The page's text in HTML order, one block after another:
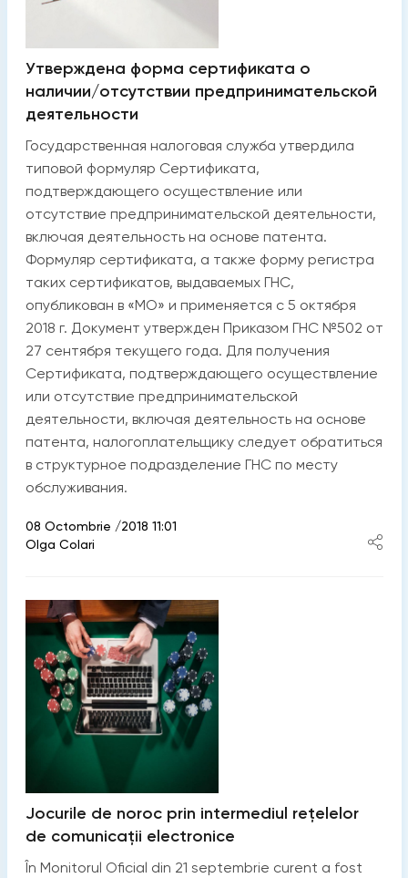
Утверждена форма сертификата о
наличии/отсутствии предпринимательской
деятельности
Государственная налоговая служба утвердила
типовой формуляр Сертификата,
подтверждающего осуществление или
отсутствие предпринимательской деятельности,
включая деятельность на основе патента.
Формуляр сертификата, а также форму регистра
таких сертификатов, выдаваемых ГНС,
опубликован в «МО» и применяется с 5 октября
2018 г. Документ утвержден Приказом ГНС №502 от
27 сентября текущего года. Для получения
Сертификата, подтверждающего осуществление
или отсутствие предпринимательской
деятельности, включая деятельность на основе
патента, налогоплательщику следует обратиться
в структурное подразделение ГНС по месту
обслуживания.
08 Octombrie /2018 11:01
Olga Colari
Jocurile de noroc prin intermediul rețelelor
de comunicații electronice
În Monitorul Oficial din 21 septembrie curent a fost